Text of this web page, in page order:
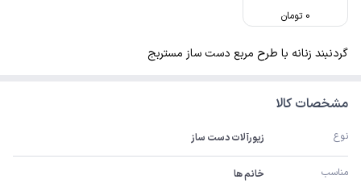
0 تومان
گردنبند زنانه با طرح مربع دست ساز مستربج
مشخصات کالا
نوع زیورآلات دست ساز
مناسب خانم ها